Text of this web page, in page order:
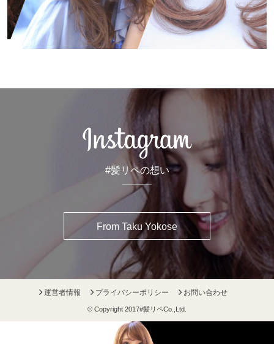
#髪リペの想い
From Taku Yokose
運営者情報 プライバシーポリシー お問い合わせ
© Copyright 2017#髪リペCo.,Ltd.